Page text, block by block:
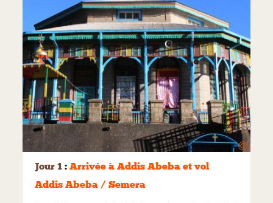
©
Jour 1 : Arrivée à Addis Abeba et vol
Addis Abeba / Semera